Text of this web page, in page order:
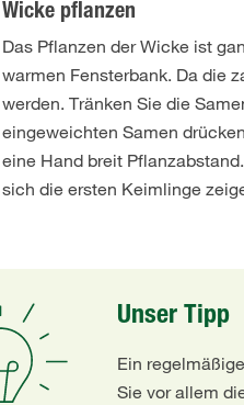
Wicke pflanzen
Das Pflanzen der Wicke ist
warmen Fensterbank. Da die
werden. Tränken Sie die
eingeweichten Samen
eine Hand breit
sich die ersten Keimlinge
Unser Tipp
Ein
Sie vor allem